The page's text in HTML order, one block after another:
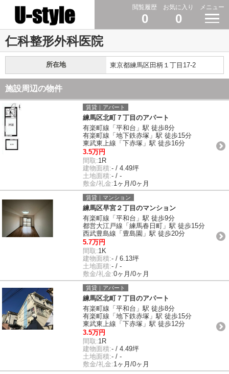
閲覧履歴
0
お気に入り
0
メニュー
仁科整形外科医院
所在地 東京都練馬区田柄１丁目17-2
施設周辺の物件
賃貸｜アパート
練馬区北町７丁目のアパート
有楽町線「平和台」駅 徒歩8分
有楽町線「地下鉄赤塚」駅 徒歩15分
東武東上線「下赤塚」駅 徒歩16分
3.5万円
間取:1R
建物面積:- / 4.49坪
土地面積:- / -
敷金/礼金:1ヶ月/0ヶ月
賃貸｜マンション
練馬区早宮２丁目のマンション
有楽町線「平和台」駅 徒歩9分
都営大江戸線「練馬春日町」駅 徒歩15分
西武豊島線「豊島園」駅 徒歩20分
5.7万円
間取:1K
建物面積:- / 6.13坪
土地面積:- / -
敷金/礼金:0ヶ月/0ヶ月
賃貸｜アパート
練馬区北町７丁目のアパート
有楽町線「平和台」駅 徒歩8分
有楽町線「地下鉄赤塚」駅 徒歩15分
東武東上線「下赤塚」駅 徒歩12分
3.5万円
間取:1R
建物面積:- / 4.49坪
土地面積:- / -
敷金/礼金:1ヶ月/0ヶ月